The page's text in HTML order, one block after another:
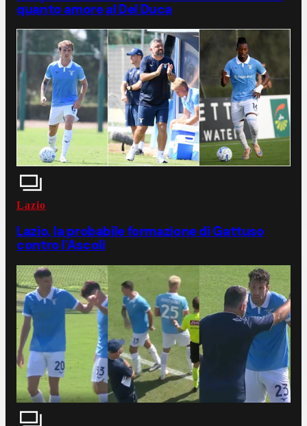
quanto amore al Del Duca
Lazio
Lazio, la probabile formazione di Gattuso
contro l'Ascoli